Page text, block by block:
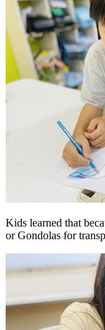
Kids learned that
or Gondolas for